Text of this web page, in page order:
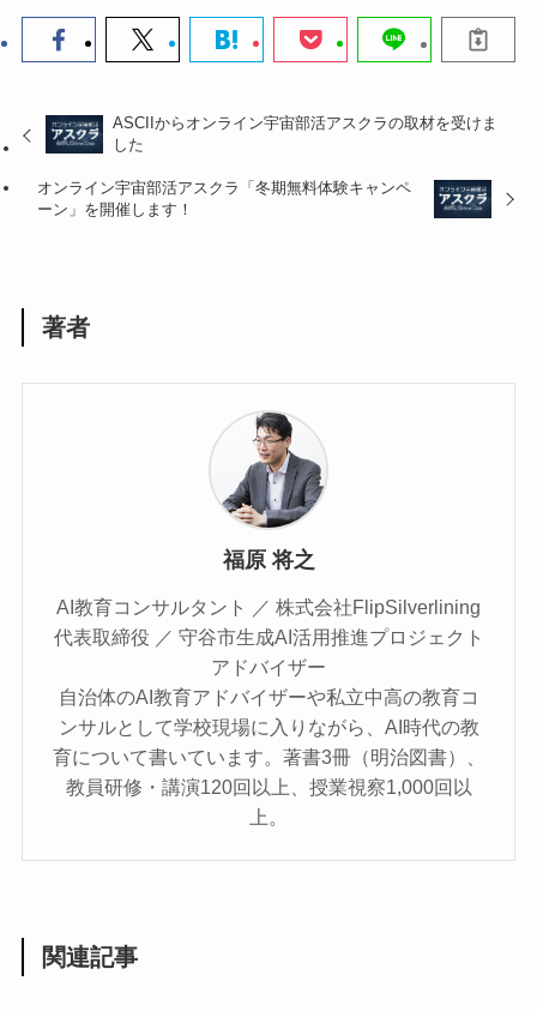
ASCIIからオンライン宇宙部活アスクラの取材を受けま
した
オンライン宇宙部活アスクラ「冬期無料体験キャンペ
ーン」を開催します！
著者
福原 将之
AI教育コンサルタント ／ 株式会社FlipSilverlining
代表取締役 ／ 守谷市生成AI活用推進プロジェクト
アドバイザー
自治体のAI教育アドバイザーや私立中高の教育コ
ンサルとして学校現場に入りながら、AI時代の教
育について書いています。著書3冊（明治図書）、
教員研修・講演120回以上、授業視察1,000回以
上。
関連記事